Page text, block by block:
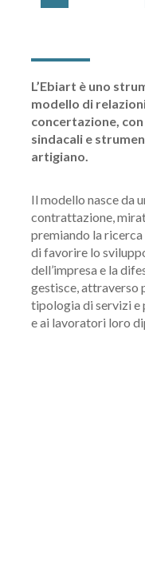
L’Ebiart è uno
modello di
concertazione,
sindacali e
artigiano.
Il modello nasce da
contrattazione,
premiando la
di favorire lo
dell’impresa e la
gestisce, attraverso
tipologia di servizi e
e ai lavoratori loro